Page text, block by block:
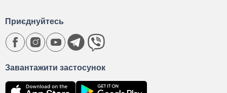
Завантажити застосунок
Приєднуйтесь